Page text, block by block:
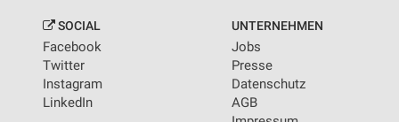
SOCIAL
Facebook
Twitter
Instagram
LinkedIn
UNTERNEHMEN
Jobs
Presse
Datenschutz
AGB